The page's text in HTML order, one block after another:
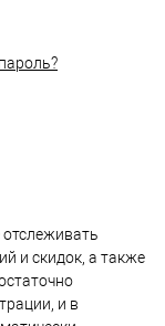
и скидок, а также
и в